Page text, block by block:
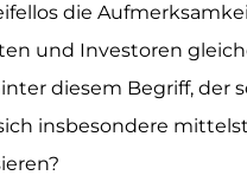
die
und Investoren
diesem Begriff, der
insbesondere